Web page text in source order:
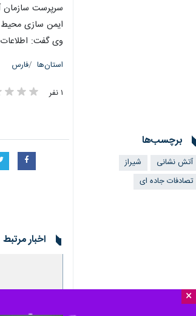
×
سرپرست سازمان
ایمن سازی محیط
وی گفت:
استان‌ها فارس
۱ نفر
برچسب‌ها
آتش نشانی
شیراز
تصادفات جاده ای
اخبار مرتبط